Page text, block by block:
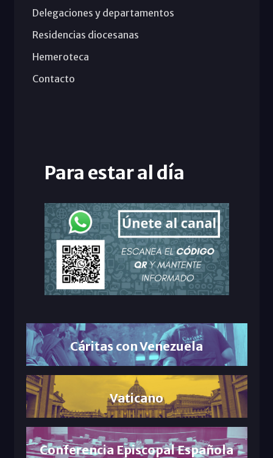
Delegaciones y departamentos
Residencias diocesanas
Hemeroteca
Contacto
Para estar al día
Cáritas con Venezuela
Vaticano
Conferencia Episcopal Española